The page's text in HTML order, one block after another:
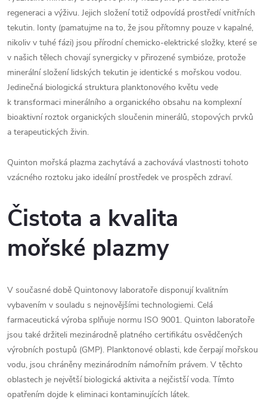
regeneraci a výživu. Jejich složení totiž odpovídá prostředí vnitřních
tekutin. Ionty (pamatujme na to, že jsou přítomny pouze v kapalné,
nikoliv v tuhé fázi) jsou přírodní chemicko-elektrické složky, které se
v našich tělech chovají synergicky v přirozené symbióze, protože
minerální složení lidských tekutin je identické s mořskou vodou.
Jedinečná biologická struktura planktonového květu vede
k transformaci minerálního a organického obsahu na komplexní
bioaktivní roztok organických sloučenin minerálů, stopových prvků
a terapeutických živin.
Quinton mořská plazma zachytává a zachovává vlastnosti tohoto
vzácného roztoku jako ideální prostředek ve prospěch zdraví.
Čistota a kvalita
mořské plazmy
V současné době Quintonovy laboratoře disponují kvalitním
vybavením v souladu s nejnovějšími technologiemi. Celá
farmaceutická výroba splňuje normu ISO 9001. Quinton laboratoře
jsou také držiteli mezinárodně platného certifikátu osvědčených
výrobních postupů (GMP). Planktonové oblasti, kde čerpají mořskou
vodu, jsou chráněny mezinárodním námořním právem. V těchto
oblastech je největší biologická aktivita a nejčistší voda. Tímto
opatřením dojde k eliminaci kontaminujících látek.